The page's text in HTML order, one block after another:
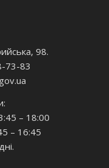
98.
73-83
– 18:00
– 16:45